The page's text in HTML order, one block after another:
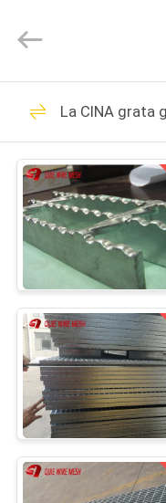
CASA
PRODOTTI
CIRCA
NOI
GIRO
DELLA
FABBRICA
CONTROLLO
DI
QUALITÀ
Mesh
All
Reserved.
Rete
maglia
La CINA grata